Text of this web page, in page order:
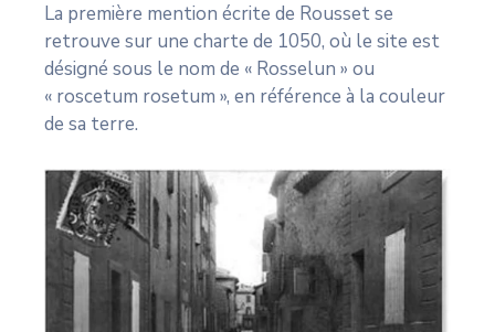
La première mention écrite de Rousset se
retrouve sur une charte de 1050, où le site est
désigné sous le nom de « Rosselun » ou
« roscetum rosetum », en référence à la couleur
de sa terre.